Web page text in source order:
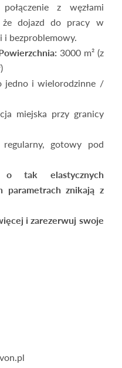
z węzłami
że dojazd do pracy w
i bezproblemowy.
3000 m² (z
jedno i wielorodzinne /
miejska przy granicy
regularny, gotowy pod
tak elastycznych
parametrach znikają z
i zarezerwuj swoje